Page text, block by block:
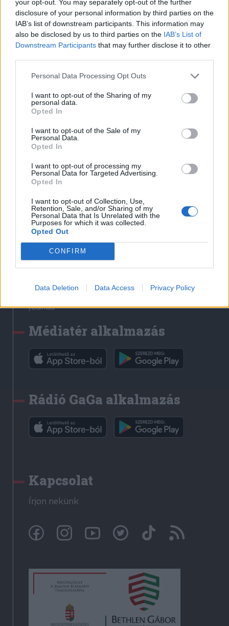
your opt-out. You may separately opt-out of the further
disclosure of your personal information by third parties on the
IAB’s list of downstream participants. This information may
also be disclosed by us to third parties on the IAB’s List of
Downstream Participants that may further disclose it to other
Personal Data Processing Opt Outs
I want to opt-out of the Sharing of my
personal data.
Opted In
I want to opt-out of the Sale of my
Personal Data.
Opted In
I want to opt-out of processing my
Personal Data for Targeted Advertising.
Opted In
I want to opt-out of Collection, Use,
Retention, Sale, and/or Sharing of my
Personal Data that Is Unrelated with the
Purposes for which it was collected.
Opted Out
CONFIRM
Data Deletion Data Access Privacy Policy
Szerzői jogok
Adatvédelmi tájékoztató
Cookie-kezelési tájékoztató
Hozzászólási szabályzat
Nyomtatott lapjaink archívuma
Székely Hírmondó archívuma
Sütibeállítások
Médiatér
Liget
Krónika
Bihari Napló
Erdélyi Napló
Főtér
Rádió GaGa
Jóállás
Médiatér alkalmazás
Rádió GaGa alkalmazás
Kapcsolat
Írjon nekünk